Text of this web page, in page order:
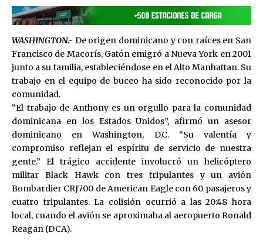
WASHINGTON.- De origen dominicano y con raíces en San
Francisco de Macorís, Gatón emigró a Nueva York en 2001
junto a su familia, estableciéndose en el Alto Manhattan. Su
trabajo en el equipo de buceo ha sido reconocido por la
comunidad.
“El trabajo de Anthony es un orgullo para la comunidad
dominicana en los Estados Unidos”, afirmó un asesor
dominicano en Washington, D.C. “Su valentía y
compromiso reflejan el espíritu de servicio de nuestra
gente.” El trágico accidente involucró un helicóptero
militar Black Hawk con tres tripulantes y un avión
Bombardier CRJ700 de American Eagle con 60 pasajeros y
cuatro tripulantes. La colisión ocurrió a las 20:48 hora
local, cuando el avión se aproximaba al aeropuerto Ronald
Reagan (DCA).